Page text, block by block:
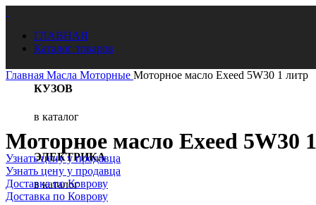
ГЛАВНАЯ
Каталог товаров
КУЗОВ
в каталог
ЭЛЕКТРИКА
в каталог
Главная Масла Моторные Моторное масло Exeed 5W30 1 литр
Нажмите, чтобы увеличить
Моторное масло Exeed 5W30
Узнать цену у продавца
Узнать цену у продавца
Доставка по Коврову
Доставка по Коврову